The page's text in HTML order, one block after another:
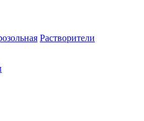
Растворители